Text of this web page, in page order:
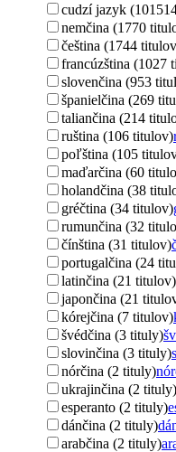
cudzí jazyk
nemčina (1770
čeština (1744
francúzština (1027
slovenčina (953
španielčina (269
taliančina (214
ruština (106 titulov)
poľština (105
maďarčina (60
holandčina (38
gréčtina (34 titulov)
rumunčina (32
čínština (31 titulov)
portugalčina (24
latinčina (21 titulov)
japončina (21
kórejčina (7 titulov)
švédčina (3 tituly)
slovinčina (3 tituly)
nórčina (2 tituly)
ukrajinčina (2 tituly)
esperanto (2 tituly)
dánčina (2 tituly)
arabčina (2 tituly)